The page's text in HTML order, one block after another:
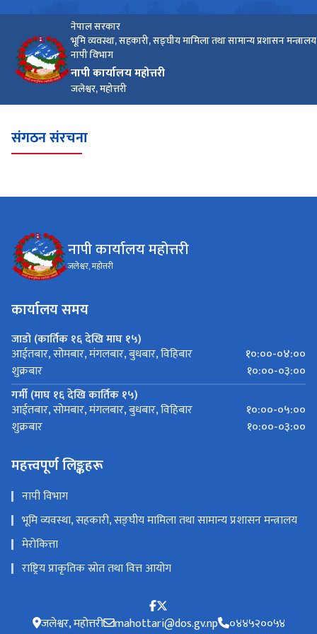
नेपाल सरकार
भूमि व्यवस्था, सहकारी, सङ्घीय मामिला तथा सामान्य प्रशासन मन्त्रालय
नापी विभाग
नापी कार्यालय महोत्तरी
जलेश्वर, महोत्तरी
संगठन संरचना
नापी कार्यालय महोत्तरी
जलेश्वर, महोत्तरी
कार्यालय समय
जाडो (कार्तिक १६ देखि माघ १५)
आईतबार, सोमबार, मंगलबार, बुधबार, विहिबार
१०:००-०४:००
शुक्रबार
१०:००-०३:००
गर्मी (माघ १६ देखि कार्तिक १५)
आईतबार, सोमबार, मंगलबार, बुधबार, विहिबार
१०:००-०५:००
शुक्रबार
१०:००-०३:००
महत्त्वपूर्ण लिङ्कहरू
नापी विभाग
भूमि व्यवस्था, सहकारी, सङ्घीय मामिला तथा सामान्य प्रशासन मन्त्रालय
मेरोकित्ता
राष्ट्रिय प्राकृतिक स्रोत तथा वित्त आयोग
जलेश्वर, महोत्तरी mahottari@dos.gv.np ०४४५२००५४